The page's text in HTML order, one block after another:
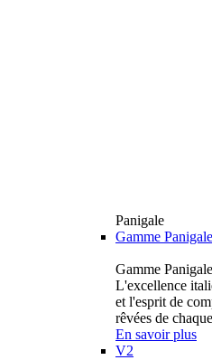
Panigale
Gamme Panigale
Gamme Panigale
L'excellence
et l'esprit de
rêvées de
En savoir plus
V2